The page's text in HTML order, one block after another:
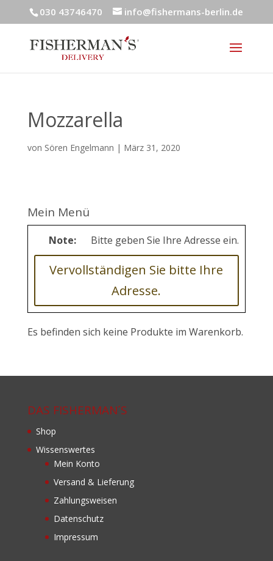
030 43746470 info@fishermans-berlin.de
Mozzarella
von Sören Engelmann | März 31, 2020
Mein Menü
Note: Bitte geben Sie Ihre Adresse ein.
Vervollständigen Sie bitte Ihre
Adresse.
Es befinden sich keine Produkte im Warenkorb.
DAS FISHERMAN´S
Shop
Wissenswertes
Mein Konto
Versand & Lieferung
Zahlungsweisen
Datenschutz
Impressum